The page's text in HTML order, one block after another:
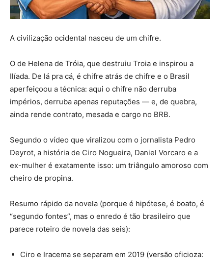
A civilização ocidental nasceu de um chifre.
O de Helena de Tróia, que destruiu Troia e inspirou a
Ilíada. De lá pra cá, é chifre atrás de chifre e o Brasil
aperfeiçoou a técnica: aqui o chifre não derruba
impérios, derruba apenas reputações — e, de quebra,
ainda rende contrato, mesada e cargo no BRB.
Segundo o vídeo que viralizou com o jornalista Pedro
Deyrot, a história de Ciro Nogueira, Daniel Vorcaro e a
ex-mulher é exatamente isso: um triângulo amoroso com
cheiro de propina.
Resumo rápido da novela (porque é hipótese, é boato, é
“segundo fontes”, mas o enredo é tão brasileiro que
parece roteiro de novela das seis):
Ciro e Iracema se separam em 2019 (versão oficioza: